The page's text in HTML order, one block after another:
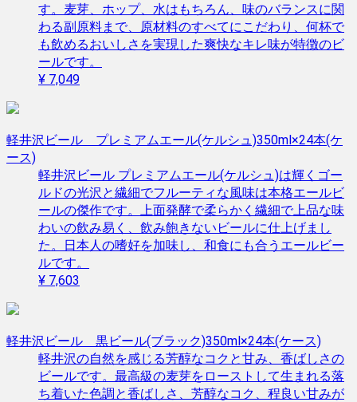
す。麦芽、ホップ、水はもちろん、味のバランスに関
わる副原料まで、原材料のすべてにこだわり、何杯で
も飲めるおいしさを実現した爽快なキレ味が特徴のビ
ールです。
¥ 7,049
軽井沢ビール プレミアムエール(ケルシュ)350ml×24本(ケ
ース)
軽井沢ビール プレミアムエール(ケルシュ)は輝くゴー
ルドの光沢と繊細でフルーティな風味は本格エールビ
ールの傑作です。上面発酵で柔らかく繊細で上品な味
わいの飲み易く、飲み飽きないビールに仕上げまし
た。日本人の嗜好を加味し、和食にも合うエールビー
ルです。
¥ 7,603
軽井沢ビール 黒ビール(ブラック)350ml×24本(ケース)
軽井沢の自然を感じる芳醇なコクと甘み、香ばしさの
ビールです。最高級の麦芽をローストして生まれる落
ち着いた色調と香ばしさ、芳醇なコク、程良い甘みが